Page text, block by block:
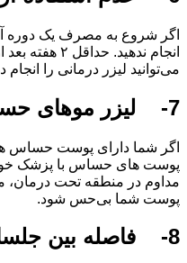
اگر شروع به مصرف یک دوره
انجام ندهید.
می‌توانید لیزر درمانی را انجام
7- لیزر موهای حساس
اگر شما دارای پوست حساس
پوست های حساس با پزشک خود
مداوم در منطقه تحت درمان،
پوست شما بی‌حس شود.
8- فاصله بین جلسات درمان